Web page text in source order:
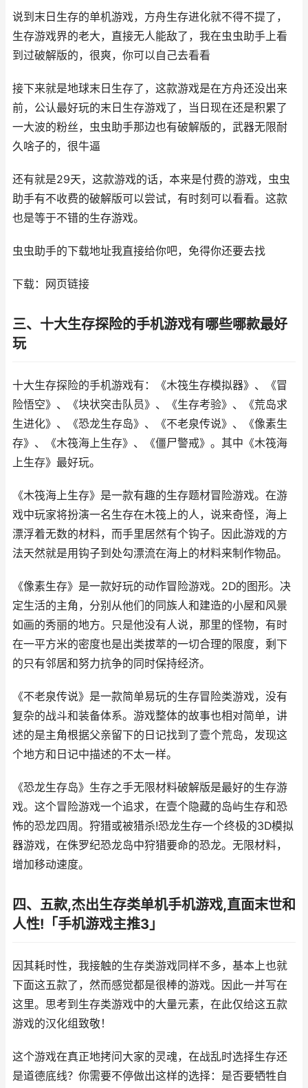
说到末日生存的单机游戏，方舟生存进化就不得不提了，
生存游戏界的老大，直接无人能敌了，我在虫虫助手上看
到过破解版的，很爽，你可以自己去看看
接下来就是地球末日生存了，这款游戏是在方舟还没出来
前，公认最好玩的末日生存游戏了，当日现在还是积累了
一大波的粉丝，虫虫助手那边也有破解版的，武器无限耐
久啥子的，很牛逼
还有就是29天，这款游戏的话，本来是付费的游戏，虫虫
助手有不收费的破解版可以尝试，有时刻可以看看。这款
也是等于不错的生存游戏。
虫虫助手的下载地址我直接给你吧，免得你还要去找
下载：网页链接
三、十大生存探险的手机游戏有哪些哪款最好
玩
十大生存探险的手机游戏有：《木筏生存模拟器》、《冒
险悟空》、《块状突击队员》、《生存考验》、《荒岛求
生进化》、《恐龙生存岛》、《不老泉传说》、《像素生
存》、《木筏海上生存》、《僵尸警戒》。其中《木筏海
上生存》最好玩。
《木筏海上生存》是一款有趣的生存题材冒险游戏。在游
戏中玩家将扮演一名生存在木筏上的人，说来奇怪，海上
漂浮着无数的材料，而手里居然有个钩子。因此游戏的方
法天然就是用钩子到处勾漂流在海上的材料来制作物品。
《像素生存》是一款好玩的动作冒险游戏。2D的图形。决
定生活的主角，分别从他们的同族人和建造的小屋和风景
如画的秀丽的地方。只是他没有人说，那里的怪物，有时
在一平方米的密度也是出类拔萃的一切合理的限度，剩下
的只有邻居和努力抗争的同时保持经济。
《不老泉传说》是一款简单易玩的生存冒险类游戏，没有
复杂的战斗和装备体系。游戏整体的故事也相对简单，讲
述的是主角根据父亲留下的日记找到了壹个荒岛，发现这
个地方和日记中描述的不太一样。
《恐龙生存岛》生存之手无限材料破解版是最好的生存游
戏。这个冒险游戏一个追求，在壹个隐藏的岛屿生存和恐
怖的恐龙四周。狩猎或被猎杀!恐龙生存一个终极的3D模拟
器游戏，在侏罗纪恐龙岛中狩猎要命的恐龙。无限材料，
增加移动速度。
四、五款,杰出生存类单机手机游戏,直面末世和
人性!「手机游戏主推3」
因其耗时性，我接触的生存类游戏同样不多，基本上也就
下面这五款了，然而感觉都是很棒的游戏。因此一并写在
这里。思考到生存类游戏中的大量元素，在此仅给这五款
游戏的汉化组致敬！
这个游戏在真正地拷问大家的灵魂，在战乱时选择生存还
是道德底线？你需要不停做出这样的选择：是否要牺牲自